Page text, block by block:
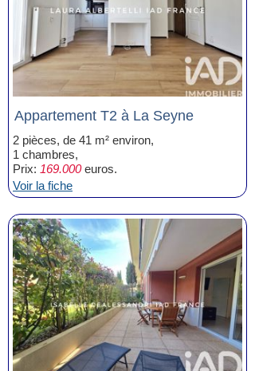
Appartement T2 à La Seyne
2 pièces, de 41 m² environ,
1 chambres,
Prix: 169.000euros.
Voir la fiche